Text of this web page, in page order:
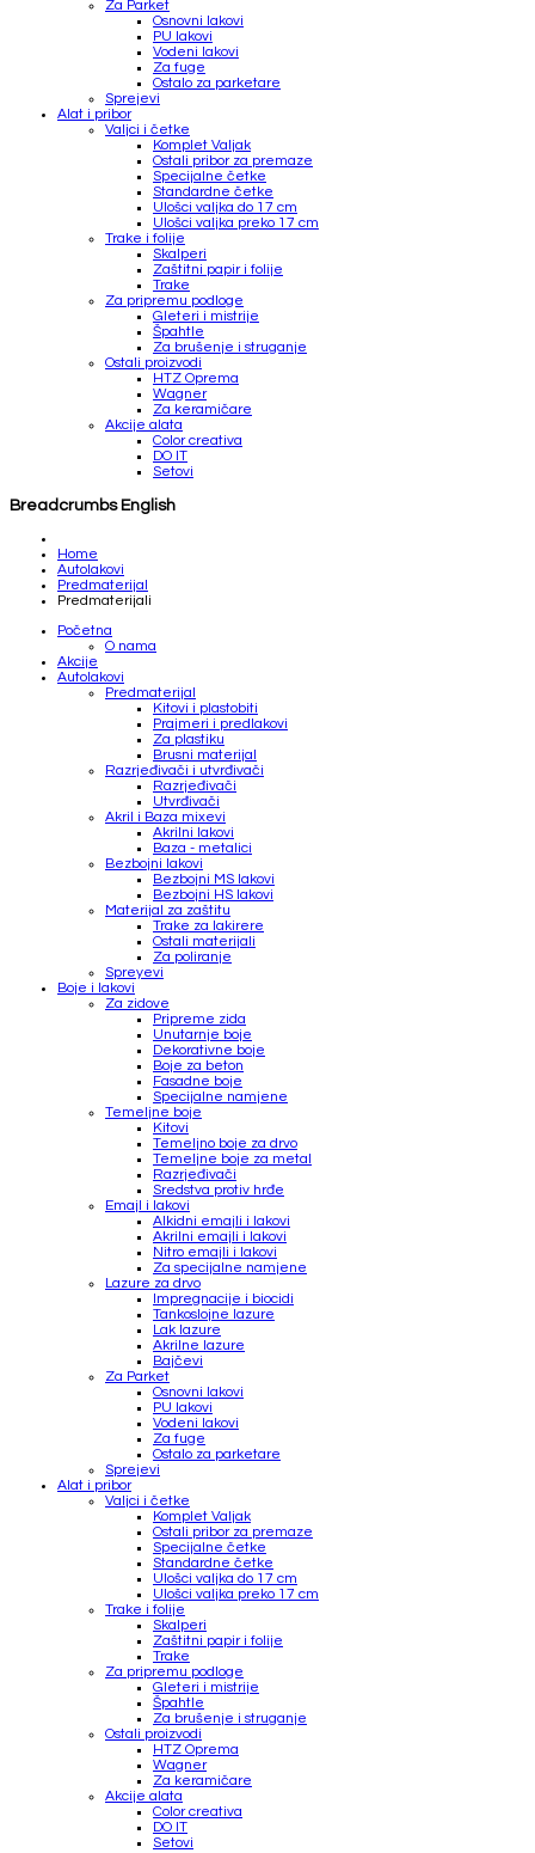
Za Parket
Osnovni lakovi
PU lakovi
Vodeni lakovi
Za fuge
Ostalo za parketare
Sprejevi
Alat i pribor
Valjci i četke
Komplet Valjak
Ostali pribor za premaze
Specijalne četke
Standardne četke
Ulošci valjka do 17 cm
Ulošci valjka preko 17 cm
Trake i folije
Skalperi
Zaštitni papir i folije
Trake
Za pripremu podloge
Gleteri i mistrije
Špahtle
Za brušenje i struganje
Ostali proizvodi
HTZ Oprema
Wagner
Za keramičare
Akcije alata
Color creativa
DO IT
Setovi
Breadcrumbs English
Home
Autolakovi
Predmaterijal
Predmaterijali
Početna
O nama
Akcije
Autolakovi
Predmaterijal
Kitovi i plastobiti
Prajmeri i predlakovi
Za plastiku
Brusni materijal
Razrjeđivači i utvrđivači
Razrjeđivači
Utvrđivači
Akril i Baza mixevi
Akrilni lakovi
Baza - metalici
Bezbojni lakovi
Bezbojni MS lakovi
Bezbojni HS lakovi
Materijal za zaštitu
Trake za lakirere
Ostali materijali
Za poliranje
Spreyevi
Boje i lakovi
Za zidove
Pripreme zida
Unutarnje boje
Dekorativne boje
Boje za beton
Fasadne boje
Specijalne namjene
Temeljne boje
Kitovi
Temeljno boje za drvo
Temeljne boje za metal
Razrjeđivači
Sredstva protiv hrđe
Emajl i lakovi
Alkidni emajli i lakovi
Akrilni emajli i lakovi
Nitro emajli i lakovi
Za specijalne namjene
Lazure za drvo
Impregnacije i biocidi
Tankoslojne lazure
Lak lazure
Akrilne lazure
Bajčevi
Za Parket
Osnovni lakovi
PU lakovi
Vodeni lakovi
Za fuge
Ostalo za parketare
Sprejevi
Alat i pribor
Valjci i četke
Komplet Valjak
Ostali pribor za premaze
Specijalne četke
Standardne četke
Ulošci valjka do 17 cm
Ulošci valjka preko 17 cm
Trake i folije
Skalperi
Zaštitni papir i folije
Trake
Za pripremu podloge
Gleteri i mistrije
Špahtle
Za brušenje i struganje
Ostali proizvodi
HTZ Oprema
Wagner
Za keramičare
Akcije alata
Color creativa
DO IT
Setovi